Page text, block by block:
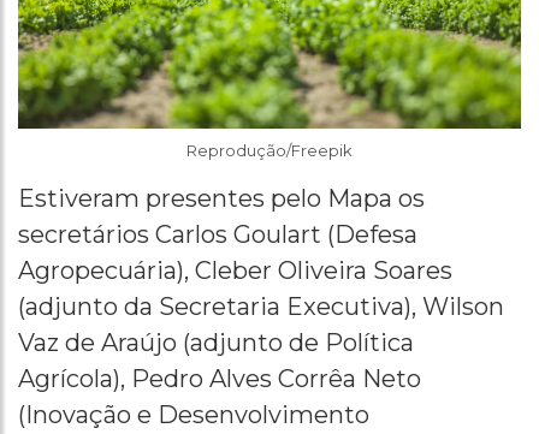
Reprodução/Freepik
Estiveram presentes pelo Mapa os
secretários Carlos Goulart (Defesa
Agropecuária), Cleber Oliveira Soares
(adjunto da Secretaria Executiva), Wilson
Vaz de Araújo (adjunto de Política
Agrícola), Pedro Alves Corrêa Neto
(Inovação e Desenvolvimento